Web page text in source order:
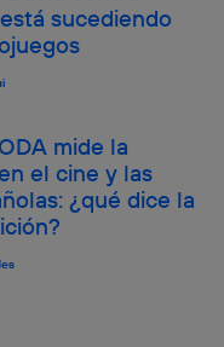
sucediendo
mide la
el cine y las
¿qué dice la